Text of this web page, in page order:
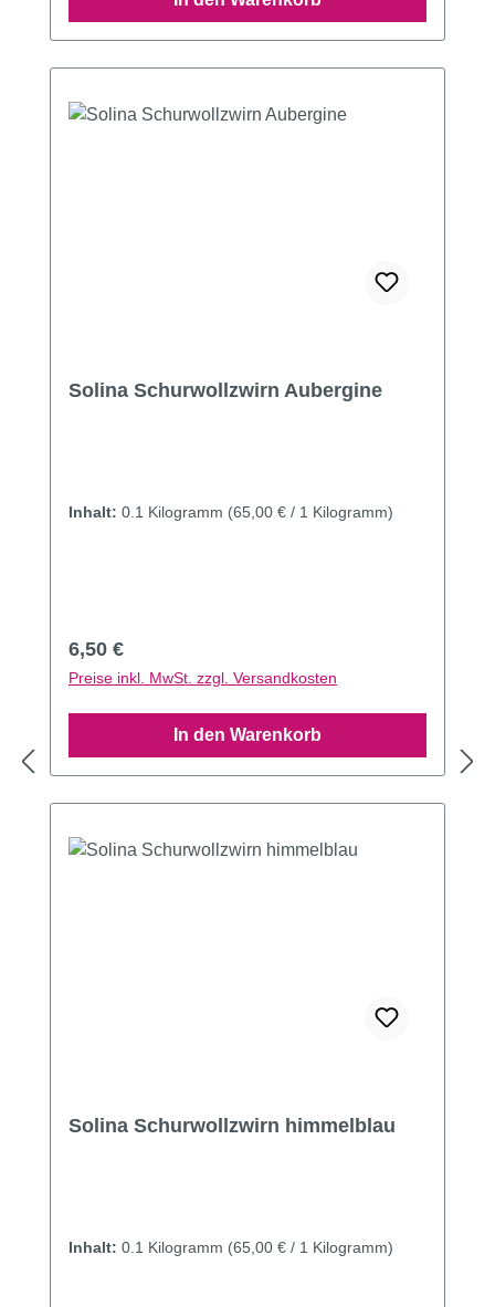
Solina Schurwollzwirn Aubergine
Inhalt: 0.1 Kilogramm (65,00 € / 1 Kilogramm)
Regulärer Preis:
6,50 €
Preise inkl. MwSt. zzgl. Versandkosten
In den Warenkorb
Solina Schurwollzwirn himmelblau
Inhalt: 0.1 Kilogramm (65,00 € / 1 Kilogramm)